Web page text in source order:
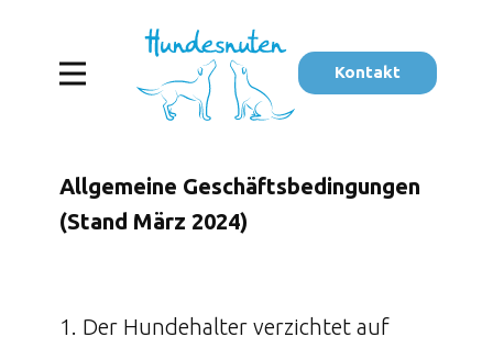
Kontakt
Allgemeine Geschäftsbedingungen
(Stand März 2024)
1. Der Hundehalter verzichtet auf